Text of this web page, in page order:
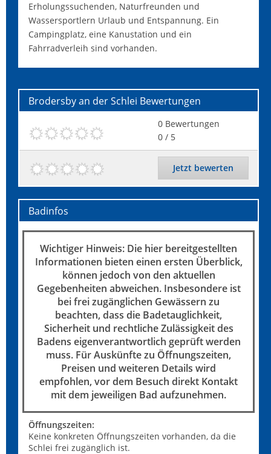
Erholungssuchenden, Naturfreunden und
Wassersportlern Urlaub und Entspannung. Ein
Campingplatz, eine Kanustation und ein
Fahrradverleih sind vorhanden.
Brodersby an der Schlei Bewertungen
0 Bewertungen
0 / 5
Jetzt bewerten
Badinfos
Wichtiger Hinweis: Die hier bereitgestellten
Informationen bieten einen ersten Überblick,
können jedoch von den aktuellen
Gegebenheiten abweichen. Insbesondere ist
bei frei zugänglichen Gewässern zu
beachten, dass die Badetauglichkeit,
Sicherheit und rechtliche Zulässigkeit des
Badens eigenverantwortlich geprüft werden
muss. Für Auskünfte zu Öffnungszeiten,
Preisen und weiteren Details wird
empfohlen, vor dem Besuch direkt Kontakt
mit dem jeweiligen Bad aufzunehmen.
Öffnungszeiten:
Keine konkreten Öffnungszeiten vorhanden, da die
Schlei frei zugänglich ist.